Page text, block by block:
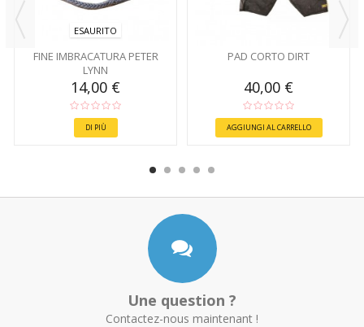
ESAURITO
FINE IMBRACATURA PETER
LYNN
14,00 €
DI PIÙ
PAD CORTO DIRT
40,00 €
AGGIUNGI AL CARRELLO
Une question ?
Contactez-nous maintenant !